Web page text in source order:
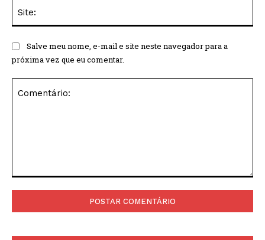
Salve meu nome, e-mail e site neste navegador para a
próxima vez que eu comentar.